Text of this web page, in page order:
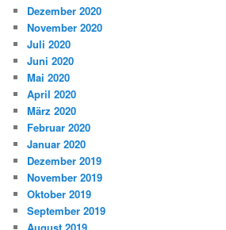
Dezember 2020
November 2020
Juli 2020
Juni 2020
Mai 2020
April 2020
März 2020
Februar 2020
Januar 2020
Dezember 2019
November 2019
Oktober 2019
September 2019